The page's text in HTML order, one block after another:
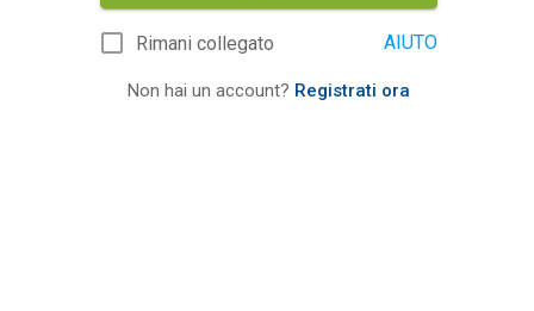
Rimani collegato AIUTO
Non hai un account? Registrati ora